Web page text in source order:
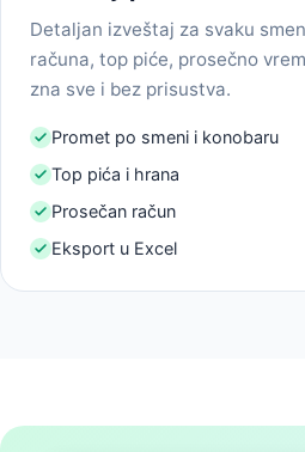
Detaljan izveštaj za svaku
računa, top piće, prosečno
zna sve i bez prisustva.
Promet po smeni i konobaru
Top pića i hrana
Prosečan račun
Eksport u Excel